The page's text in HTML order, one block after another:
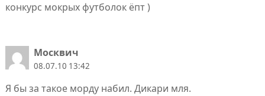
конкурс мокрых футболок ёпт )
Москвич
08.07.10 13:42
Я бы за такое морду набил. Дикари мля.